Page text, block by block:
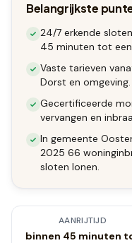
Belangrijkste
24/7 erkende
45 minuten tot
Vaste tarieven
Dorst en omgeving.
Gecertificeerde
vervangen en
In gemeente
2025 66
sloten lonen.
AANRIJTIJD
binnen 45 minuten